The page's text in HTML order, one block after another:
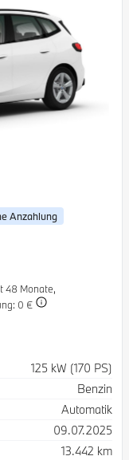
Anzahlung
48 Monate,
0 €
125 kW (170 PS)
Benzin
Automatik
09.07.2025
13.442 km